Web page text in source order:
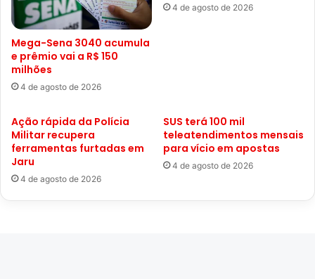
Mega-Sena 3040 acumula
e prêmio vai a R$ 150
milhões
4 de agosto de 2026
4 de agosto de 2026
Ação rápida da Polícia
Militar recupera
ferramentas furtadas em
Jaru
4 de agosto de 2026
SUS terá 100 mil
teleatendimentos mensais
para vício em apostas
4 de agosto de 2026